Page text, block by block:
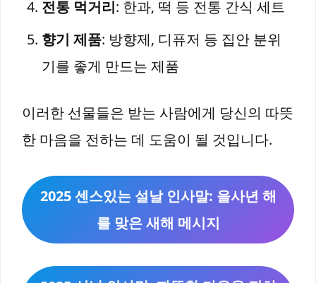
전통 먹거리: 한과, 떡 등 전통 간식 세트
향기 제품: 방향제, 디퓨저 등 집안 분위
기를 좋게 만드는 제품
이러한 선물들은 받는 사람에게 당신의 따뜻
한 마음을 전하는 데 도움이 될 것입니다.
2025 센스있는 설날 인사말: 을사년 해
를 맞은 새해 메시지